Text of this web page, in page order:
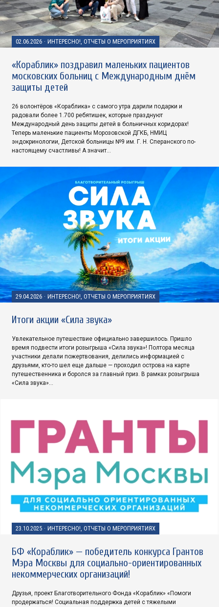
02.06.2026 · ИНТЕРЕСНО!, ОТЧЕТЫ О МЕРОПРИЯТИЯХ
«Кораблик» поздравил маленьких пациентов
московских больниц с Международным днём
защиты детей
26 волонтёров «Кораблика» с самого утра дарили подарки и
радовали более 1.700 ребятишек, которые празднуют
Международный день защиты детей в больничных коридорах!
Теперь маленькие пациенты Морозовской ДГКБ, НМИЦ
эндокринологии, Детской больницы №9 им. Г. Н. Сперанского по-
настоящему счастливы! А значит…
29.04.2026 · ИНТЕРЕСНО!, ОТЧЕТЫ О МЕРОПРИЯТИЯХ
Итоги акции «Сила звука»
Увлекательное путешествие официально завершилось. Пришло
время подвести итоги розыгрыша «Сила звука»! Полтора месяца
участники делали пожертвования, делились информацией с
друзьями, кто-то шел еще дальше — проходил острова на карте
путешественника и боролся за главный приз. В рамках розыгрыша
«Сила звука»…
23.10.2025 · ИНТЕРЕСНО!, ОТЧЕТЫ О МЕРОПРИЯТИЯХ
БФ «Кораблик» — победитель конкурса Грантов
Мэра Москвы для социально-ориентированных
некоммерческих организаций!
Друзья, проект Благотворительного Фонда «Кораблик» «Помоги
продержаться! Социальная поддержка детей с тяжелыми